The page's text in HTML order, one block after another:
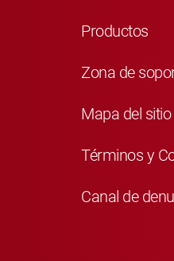
Productos
Zona de
Mapa del sitio
Términos y
Canal de